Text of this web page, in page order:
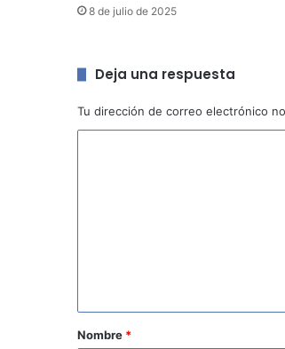
8 de julio de 2025
Deja una respuesta
Tu dirección de correo electrónico
r
Nombre *